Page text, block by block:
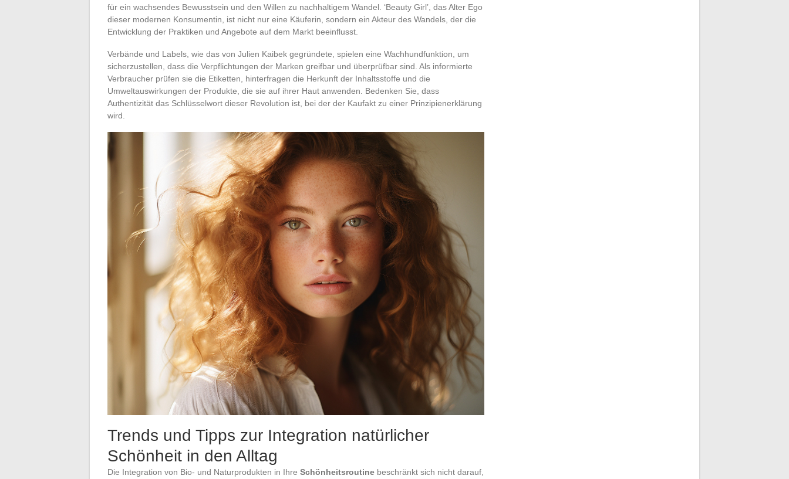
für ein wachsendes Bewusstsein und den Willen zu nachhaltigem Wandel. ‘Beauty Girl’, das Alter Ego
dieser modernen Konsumentin, ist nicht nur eine Käuferin, sondern ein Akteur des Wandels, der die
Entwicklung der Praktiken und Angebote auf dem Markt beeinflusst.
Verbände und Labels, wie das von Julien Kaibek gegründete, spielen eine Wachhundfunktion, um
sicherzustellen, dass die Verpflichtungen der Marken greifbar und überprüfbar sind. Als informierte
Verbraucher prüfen sie die Etiketten, hinterfragen die Herkunft der Inhaltsstoffe und die
Umweltauswirkungen der Produkte, die sie auf ihrer Haut anwenden. Bedenken Sie, dass
Authentizität das Schlüsselwort dieser Revolution ist, bei der der Kaufakt zu einer Prinzipienerklärung
wird.
Trends und Tipps zur Integration natürlicher
Schönheit in den Alltag
Die Integration von Bio- und Naturprodukten in Ihre Schönheitsroutine beschränkt sich nicht darauf,